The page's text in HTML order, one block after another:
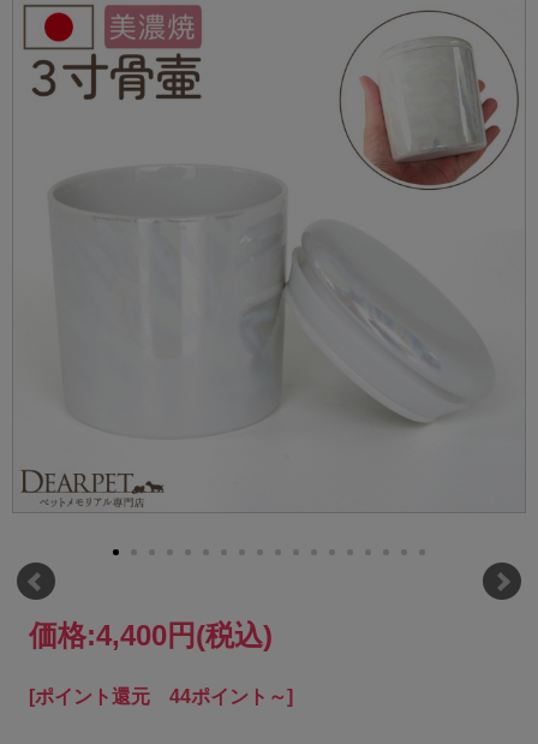
価格:4,400円(税込)
[ポイント還元 44ポイント～]